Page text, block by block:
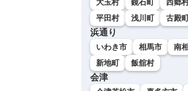
大玉村
鏡石町 西郷
平田村
浅川町 古殿
浜通り
いわき市 相馬市 南
新地町
飯舘村
会津